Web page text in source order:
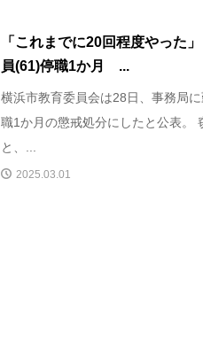
「これまでに20回程度やった
員(61)停職1か月 ...
横浜市教育委員会は28日、事務局
職1か月の懲戒処分にしたと公表。
と、...
2025.03.01